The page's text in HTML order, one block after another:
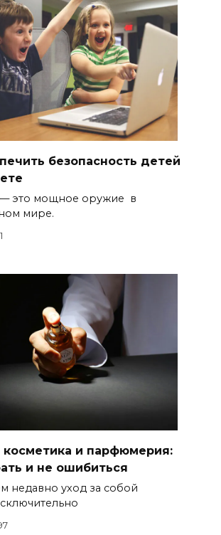
безопасность детей
это мощное оружие в
мире.
и парфюмерия:
и не ошибиться
недавно уход за собой